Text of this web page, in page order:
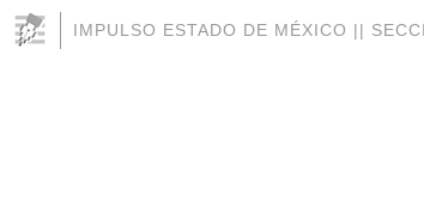
IMPULSO ESTADO DE MÉXICO ||